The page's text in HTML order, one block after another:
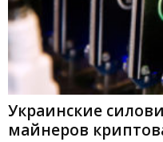
Украинские
майнеров